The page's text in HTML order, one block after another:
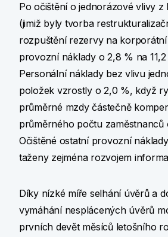
Po očištění o jednorázové vlivy
(jimiž byly tvorba
rozpuštění rezervy na
provozní náklady o 2,8 % na
Personální náklady bez vlivu
položek vzrostly o 2,0 %, když
průměrné mzdy částečně
průměrného počtu zaměstnanců
Očištěné ostatní provozní
taženy zejména rozvojem
Díky nízké míře selhání úvěrů a
vymáhání nesplácených úvěrů
prvních devět měsíců letošního